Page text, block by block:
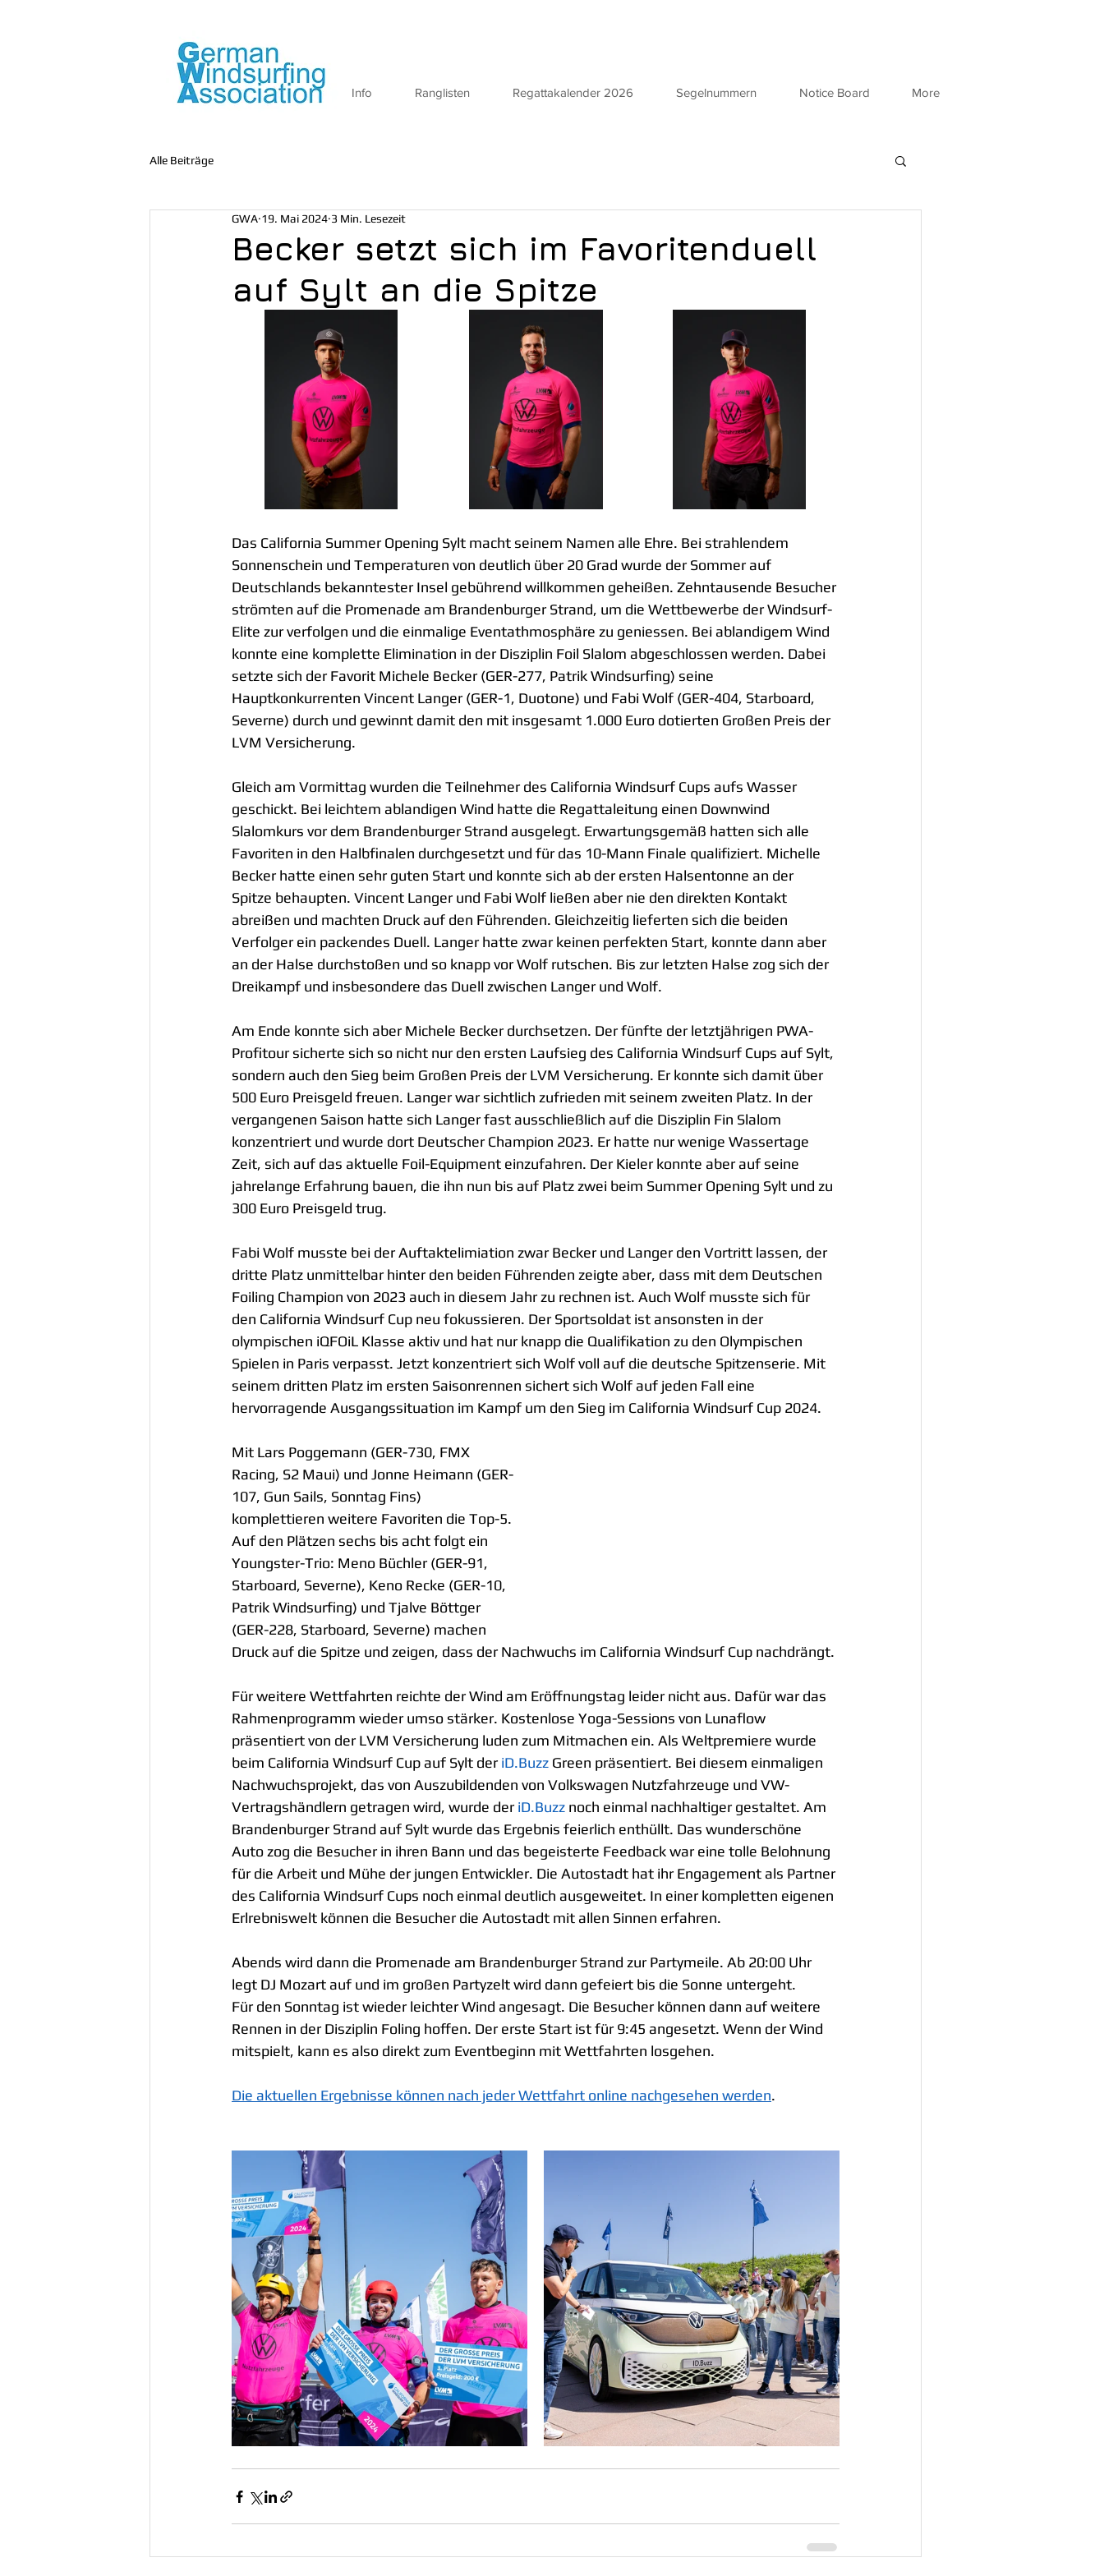
Info Ranglisten Regattakalender 2026 Segelnummern Notice Board More
Alle Beiträge
Becker setzt sich im Favoritenduell
auf Sylt an die Spitze
GWA 19. Mai 2024 3 Min. Lesezeit
Das California Summer Opening Sylt macht seinem Namen alle Ehre. Bei strahlendem
Sonnenschein und Temperaturen von deutlich über 20 Grad wurde der Sommer auf
Deutschlands bekanntester Insel gebührend willkommen geheißen. Zehntausende Besucher
strömten auf die Promenade am Brandenburger Strand, um die Wettbewerbe der Windsurf-
Elite zur verfolgen und die einmalige Eventathmosphäre zu geniessen. Bei ablandigem Wind
konnte eine komplette Elimination in der Disziplin Foil Slalom abgeschlossen werden. Dabei
setzte sich der Favorit Michele Becker (GER-277, Patrik Windsurfing) seine
Hauptkonkurrenten Vincent Langer (GER-1, Duotone) und Fabi Wolf (GER-404, Starboard,
Severne) durch und gewinnt damit den mit insgesamt 1.000 Euro dotierten Großen Preis der
LVM Versicherung.
Gleich am Vormittag wurden die Teilnehmer des California Windsurf Cups aufs Wasser
geschickt. Bei leichtem ablandigen Wind hatte die Regattaleitung einen Downwind
Slalomkurs vor dem Brandenburger Strand ausgelegt. Erwartungsgemäß hatten sich alle
Favoriten in den Halbfinalen durchgesetzt und für das 10-Mann Finale qualifiziert. Michelle
Becker hatte einen sehr guten Start und konnte sich ab der ersten Halsentonne an der
Spitze behaupten. Vincent Langer und Fabi Wolf ließen aber nie den direkten Kontakt
abreißen und machten Druck auf den Führenden. Gleichzeitig lieferten sich die beiden
Verfolger ein packendes Duell. Langer hatte zwar keinen perfekten Start, konnte dann aber
an der Halse durchstoßen und so knapp vor Wolf rutschen. Bis zur letzten Halse zog sich der
Dreikampf und insbesondere das Duell zwischen Langer und Wolf.
Am Ende konnte sich aber Michele Becker durchsetzen. Der fünfte der letztjährigen PWA-
Profitour sicherte sich so nicht nur den ersten Laufsieg des California Windsurf Cups auf Sylt,
sondern auch den Sieg beim Großen Preis der LVM Versicherung. Er konnte sich damit über
500 Euro Preisgeld freuen. Langer war sichtlich zufrieden mit seinem zweiten Platz. In der
vergangenen Saison hatte sich Langer fast ausschließlich auf die Disziplin Fin Slalom
konzentriert und wurde dort Deutscher Champion 2023. Er hatte nur wenige Wassertage
Zeit, sich auf das aktuelle Foil-Equipment einzufahren. Der Kieler konnte aber auf seine
jahrelange Erfahrung bauen, die ihn nun bis auf Platz zwei beim Summer Opening Sylt und zu
300 Euro Preisgeld trug.
Fabi Wolf musste bei der Auftaktelimiation zwar Becker und Langer den Vortritt lassen, der
dritte Platz unmittelbar hinter den beiden Führenden zeigte aber, dass mit dem Deutschen
Foiling Champion von 2023 auch in diesem Jahr zu rechnen ist. Auch Wolf musste sich für
den California Windsurf Cup neu fokussieren. Der Sportsoldat ist ansonsten in der
olympischen iQFOiL Klasse aktiv und hat nur knapp die Qualifikation zu den Olympischen
Spielen in Paris verpasst. Jetzt konzentriert sich Wolf voll auf die deutsche Spitzenserie. Mit
seinem dritten Platz im ersten Saisonrennen sichert sich Wolf auf jeden Fall eine
hervorragende Ausgangssituation im Kampf um den Sieg im California Windsurf Cup 2024.
Mit Lars Poggemann (GER-730, FMX
Racing, S2 Maui) und Jonne Heimann (GER-
107, Gun Sails, Sonntag Fins)
komplettieren weitere Favoriten die Top-5.
Auf den Plätzen sechs bis acht folgt ein
Youngster-Trio: Meno Büchler (GER-91,
Starboard, Severne), Keno Recke (GER-10,
Patrik Windsurfing) und Tjalve Böttger
(GER-228, Starboard, Severne) machen
Druck auf die Spitze und zeigen, dass der Nachwuchs im California Windsurf Cup nachdrängt.
Für weitere Wettfahrten reichte der Wind am Eröffnungstag leider nicht aus. Dafür war das
Rahmenprogramm wieder umso stärker. Kostenlose Yoga-Sessions von Lunaflow
präsentiert von der LVM Versicherung luden zum Mitmachen ein. Als Weltpremiere wurde
beim California Windsurf Cup auf Sylt der iD.Buzz Green präsentiert. Bei diesem einmaligen
Nachwuchsprojekt, das von Auszubildenden von Volkswagen Nutzfahrzeuge und VW-
Vertragshändlern getragen wird, wurde der iD.Buzz noch einmal nachhaltiger gestaltet. Am
Brandenburger Strand auf Sylt wurde das Ergebnis feierlich enthüllt. Das wunderschöne
Auto zog die Besucher in ihren Bann und das begeisterte Feedback war eine tolle Belohnung
für die Arbeit und Mühe der jungen Entwickler. Die Autostadt hat ihr Engagement als Partner
des California Windsurf Cups noch einmal deutlich ausgeweitet. In einer kompletten eigenen
Erlrebniswelt können die Besucher die Autostadt mit allen Sinnen erfahren.
Abends wird dann die Promenade am Brandenburger Strand zur Partymeile. Ab 20:00 Uhr
legt DJ Mozart auf und im großen Partyzelt wird dann gefeiert bis die Sonne untergeht.
Für den Sonntag ist wieder leichter Wind angesagt. Die Besucher können dann auf weitere
Rennen in der Disziplin Foling hoffen. Der erste Start ist für 9:45 angesetzt. Wenn der Wind
mitspielt, kann es also direkt zum Eventbeginn mit Wettfahrten losgehen.
Die aktuellen Ergebnisse können nach jeder Wettfahrt online nachgesehen werden.